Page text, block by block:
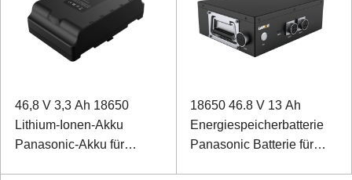
46,8 V 3,3 Ah 18650
Lithium-Ionen-Akku
Panasonic-Akku für
18650 46.8 V 13 Ah
Energiespeicherbatterie
Panasonic Batterie für